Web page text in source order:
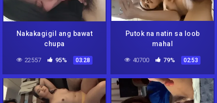
Nakakagigil ang bawat
chupa
22557 95% 03:28
Putok na natin sa loob
mahal
40700 79% 02:53